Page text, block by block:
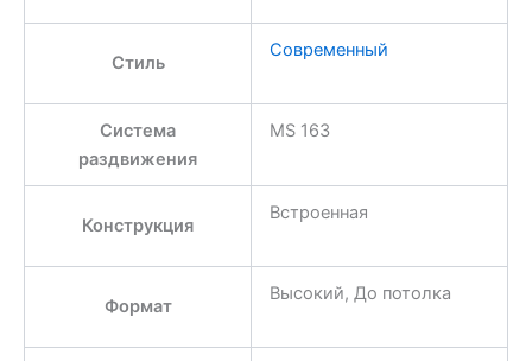
Стиль
Современный
Система
раздвижения
MS 163
Конструкция
Встроенная
Формат
Высокий, До потолка